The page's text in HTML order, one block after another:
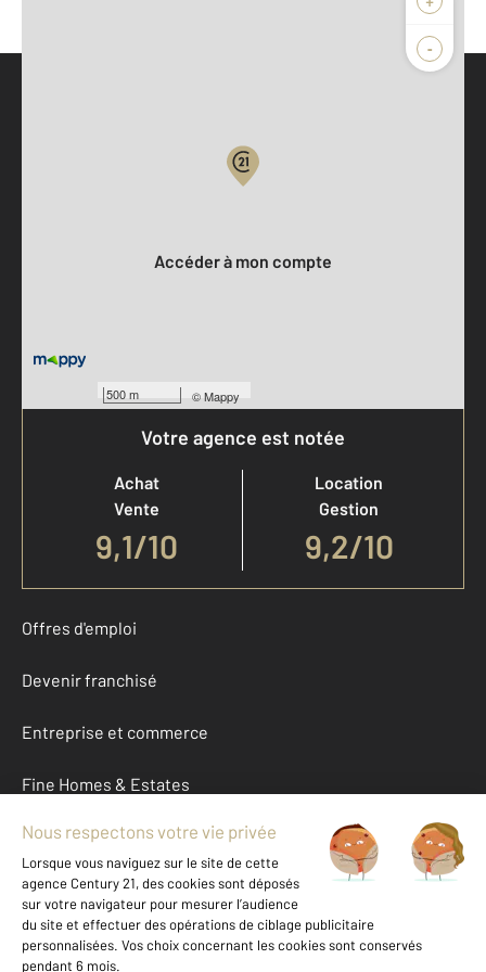
-
500 m ©Mappy
Accéder à mon compte
Votre agence est notée
Achat
Vente
9,1/10
Location
Gestion
9,2/10
Offres d'emploi
Devenir franchisé
Entreprise et commerce
Fine Homes & Estates
À propos
International
Nous contacter